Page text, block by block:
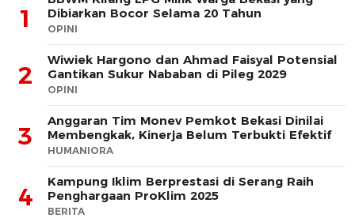
1
Dibiarkan Bocor Selama 20 Tahun
OPINI
2
Wiwiek Hargono dan Ahmad Faisyal Potensial
Gantikan Sukur Nababan di Pileg 2029
OPINI
3
Anggaran Tim Monev Pemkot Bekasi Dinilai
Membengkak, Kinerja Belum Terbukti Efektif
HUMANIORA
4
Kampung Iklim Berprestasi di Serang Raih
Penghargaan ProKlim 2025
BERITA